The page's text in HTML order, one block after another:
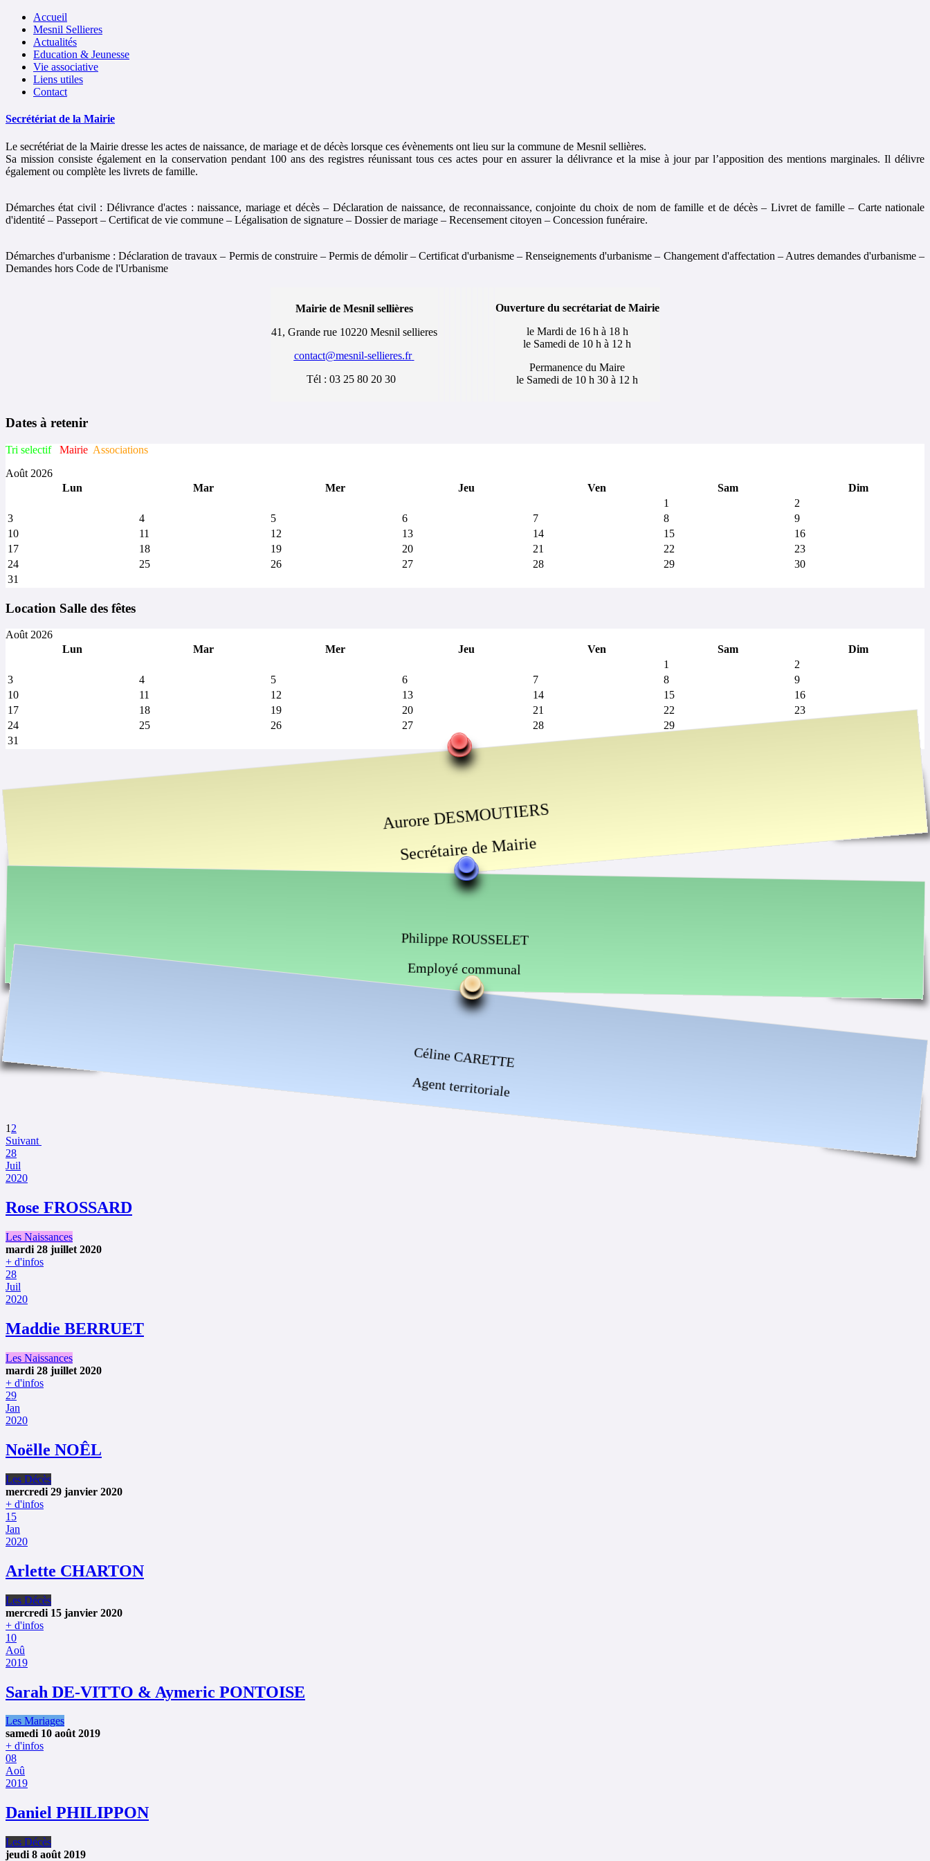
Accueil
Mesnil Sellieres
Actualités
Education & Jeunesse
Vie associative
Liens utiles
Contact
Secrétériat de la Mairie
Le secrétériat de la Mairie dresse les actes de naissance, de mariage et de décès lorsque ces évènements ont lieu sur la commune de Mesnil sellières.
Sa mission consiste également en la conservation pendant 100 ans des registres réunissant tous ces actes pour en assurer la délivrance et la mise à jour par l’apposition des mentions marginales. Il délivre
également ou complète les livrets de famille.
Démarches état civil : Délivrance d'actes : naissance, mariage et décès – Déclaration de naissance, de reconnaissance, conjointe du choix de nom de famille et de décès – Livret de famille – Carte nationale
d'identité – Passeport – Certificat de vie commune – Légalisation de signature – Dossier de mariage – Recensement citoyen – Concession funéraire.
Démarches d'urbanisme : Déclaration de travaux – Permis de construire – Permis de démolir – Certificat d'urbanisme – Renseignements d'urbanisme – Changement d'affectation – Autres demandes d'urbanisme –
Demandes hors Code de l'Urbanisme
Mairie de Mesnil sellières
41, Grande rue 10220 Mesnil sellieres
contact@mesnil-sellieres.fr
Tél : 03 25 80 20 30
Ouverture du secrétariat de Mairie
le Mardi de 16 h à 18 h
le Samedi de 10 h à 12 h
Permanence du Maire
le Samedi de 10 h 30 à 12 h
Dates à retenir
Tri selectif Mairie Associations
précédente
précédent
suivante
suivant
Août 2026
Lun
Mar Mer Jeu Ven Sam
Dim
1
2
3
4 5 6 7 8
9
10
11 12 13 14 15
16
17
18 19 20 21 22
23
24
25 26 27 28 29
30
31
Location Salle des fêtes
précédente
précédent
suivante
suivant
Août 2026
Lun
Mar Mer Jeu Ven Sam
Dim
1
2
3
4 5 6 7 8
9
10
11 12 13 14 15
16
17
18 19 20 21 22
23
24
25 26 27 28 29
31
Aurore DESMOUTIERS
Secrétaire de Mairie
Philippe ROUSSELET
Employé communal
Céline CARETTE
Agent territoriale
12
Suivant
28
Juil
2020
Rose FROSSARD
Les Naissances
mardi 28 juillet 2020
+ d'infos
28
Juil
2020
Maddie BERRUET
Les Naissances
mardi 28 juillet 2020
+ d'infos
29
Jan
2020
Noëlle NOÊL
Les Décès
mercredi 29 janvier 2020
+ d'infos
15
Jan
2020
Arlette CHARTON
Les Décès
mercredi 15 janvier 2020
+ d'infos
10
Aoû
2019
Sarah DE-VITTO & Aymeric PONTOISE
Les Mariages
samedi 10 août 2019
+ d'infos
08
Aoû
2019
Daniel PHILIPPON
Les Décès
jeudi 8 août 2019